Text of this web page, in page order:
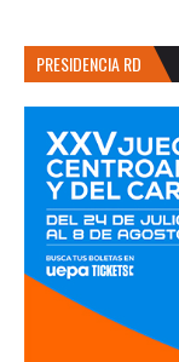
PRESIDENCIA RD